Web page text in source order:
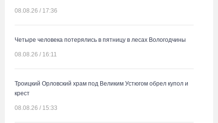
08.08.26 / 17:36
Четыре человека потерялись в пятницу в лесах Вологодчины
08.08.26 / 16:11
Троицкий Орловский храм под Великим Устюгом обрел купол и
крест
08.08.26 / 15:33